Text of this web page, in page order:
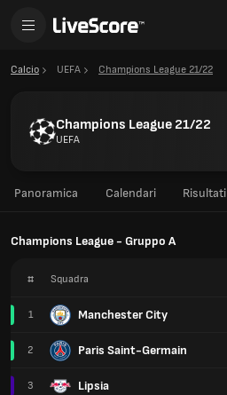
Calcio UEFA Champions League 21/22
Champions League 21/22
UEFA
Panoramica Calendari Risultati
Champions League - Gruppo A
# Squadra
1 Manchester City
2 Paris Saint-Germain
3 Lipsia